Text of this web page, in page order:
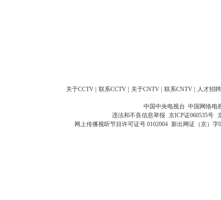
关于CCTV 联系CCTV 关于CNTV 联系CNTV 人才招聘
中国中央电视台 中国网络电
违法和不良信息举报 京ICP证060535号
网上传播视听节目许可证号 0102004 新出网证（京）